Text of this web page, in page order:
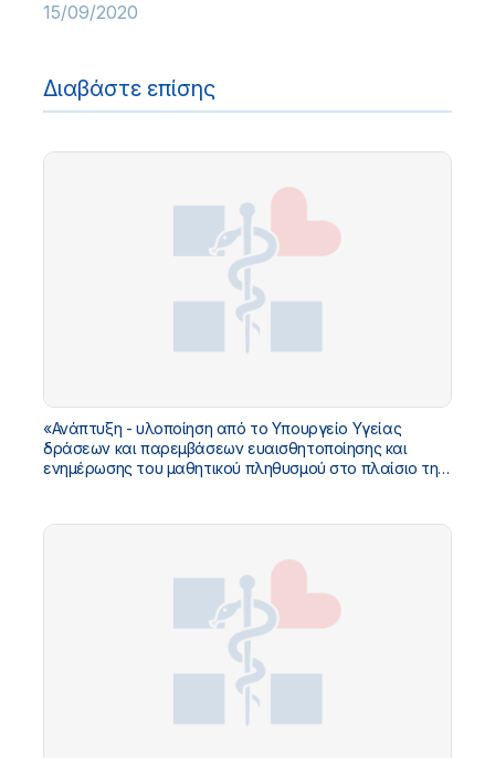
15/09/2020
Διαβάστε επίσης
«Ανάπτυξη - υλοποίηση από το Υπουργείο Υγείας
δράσεων και παρεμβάσεων ευαισθητοποίησης και
ενημέρωσης του μαθητικού πληθυσμού στο πλαίσιο της